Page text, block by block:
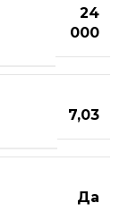
24
000
7,03
Да